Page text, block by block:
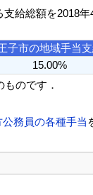
給総額を2018
子市の地域手当
15.00%
ものです．
公務員の各種手当